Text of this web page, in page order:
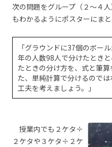
次の問題をグループ（２～４
もわかるようにポスターにま
「グラウンドに37個のボー
年の人数98人で分けたとき
たときの分け方を、式と筆
た、単純計算で分けるので
工夫を考えましょう。」
授業内でも２ケタ÷
２ケタや３ケタ÷２ケ